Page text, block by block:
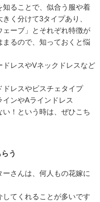
ることで、似合う服や着
く分けて3タイプあり、
ェーブ」とそれぞれ特徴が
るので、知っておくと悩
ドレスやVネックドレスなど
ドレスやビスチェタイプ
インやAラインドレス
！という時は、ぜひこち
う
さんは、何人もの花嫁に
てくれることが多いです